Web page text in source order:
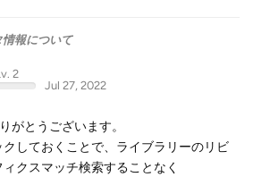
報について
2
Jul 27, 2022
がとうございます。
しておくことで、ライブラリーのリビ
クスマッチ検索することなく